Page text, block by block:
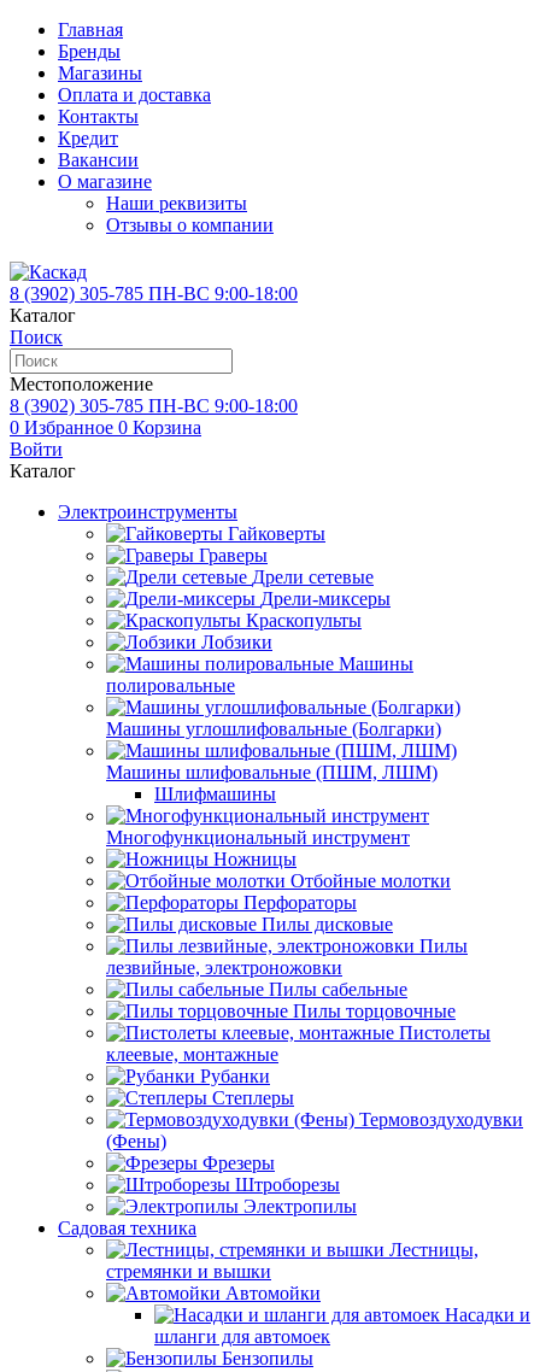
Главная
Бренды
Магазины
Оплата и доставка
Контакты
Кредит
Вакансии
О магазине
Наши реквизиты
Отзывы о компании
8 (3902) 305-785 ПН-ВС 9:00-18:00
Каталог
Поиск
Местоположение
8 (3902) 305-785 ПН-ВС 9:00-18:00
0 Избранное 0 Корзина
Войти
Каталог
Электроинструменты
Гайковерты
Граверы
Дрели сетевые
Дрели-миксеры
Краскопульты
Лобзики
Машины
полировальные
Машины углошлифовальные (Болгарки)
Машины шлифовальные (ПШМ, ЛШМ)
Шлифмашины
Многофункциональный инструмент
Ножницы
Отбойные молотки
Перфораторы
Пилы дисковые
Пилы
лезвийные, электроножовки
Пилы сабельные
Пилы торцовочные
Пистолеты
клеевые, монтажные
Рубанки
Степлеры
Термовоздуходувки
(Фены)
Фрезеры
Штроборезы
Электропилы
Садовая техника
Лестницы,
стремянки и вышки
Автомойки
Насадки и
шланги для автомоек
Бензопилы